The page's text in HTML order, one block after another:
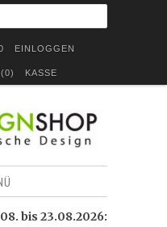
EINLOGGEN
(0) KASSE
bis 23.08.2026: